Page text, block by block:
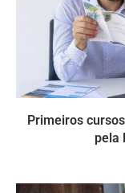
Primeiros
pela